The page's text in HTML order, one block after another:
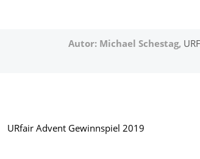
Autor: Michael Schestag,
URfair Advent Gewinnspiel 2019